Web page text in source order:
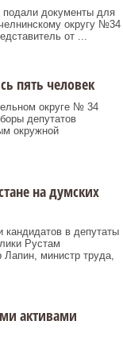
подали документы для
округу №34
от ...
пять человек
округе № 34
депутатов
окружной
на думских
кандидатов в депутаты
Рустам
министр труда,
активами